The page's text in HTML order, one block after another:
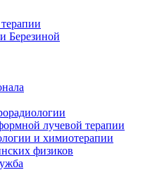
Березиной
лучевой терапии
и химиотерапии
физиков